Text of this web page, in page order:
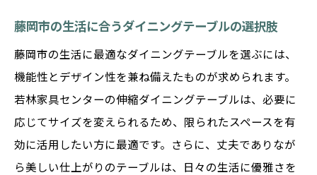
友人を招くための完璧なダイニングテーブル選
ル
多様なシーンに活用できるテーブルの選び
藤岡市の生活に合うダイニングテーブルの選択肢
藤岡市の生活に最適なダイニングテーブルを選ぶには、
機能性とデザイン性を兼ね備えたものが求められます。
若林家具センターの伸縮ダイニングテーブルは、必要に
応じてサイズを変えられるため、限られたスペースを有
効に活用したい方に最適です。さらに、丈夫でありなが
ら美しい仕上がりのテーブルは、日々の生活に優雅さを